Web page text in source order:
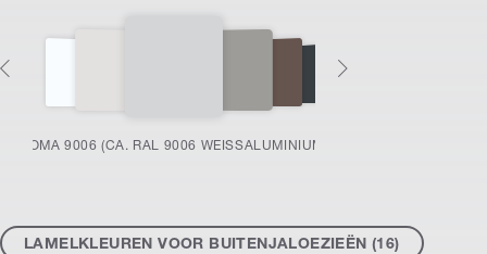
ROMA 9006 (CA. RAL 9006 WEISSALUMINIUM)
LAMELKLEUREN VOOR BUITENJALOEZIEËN (16)